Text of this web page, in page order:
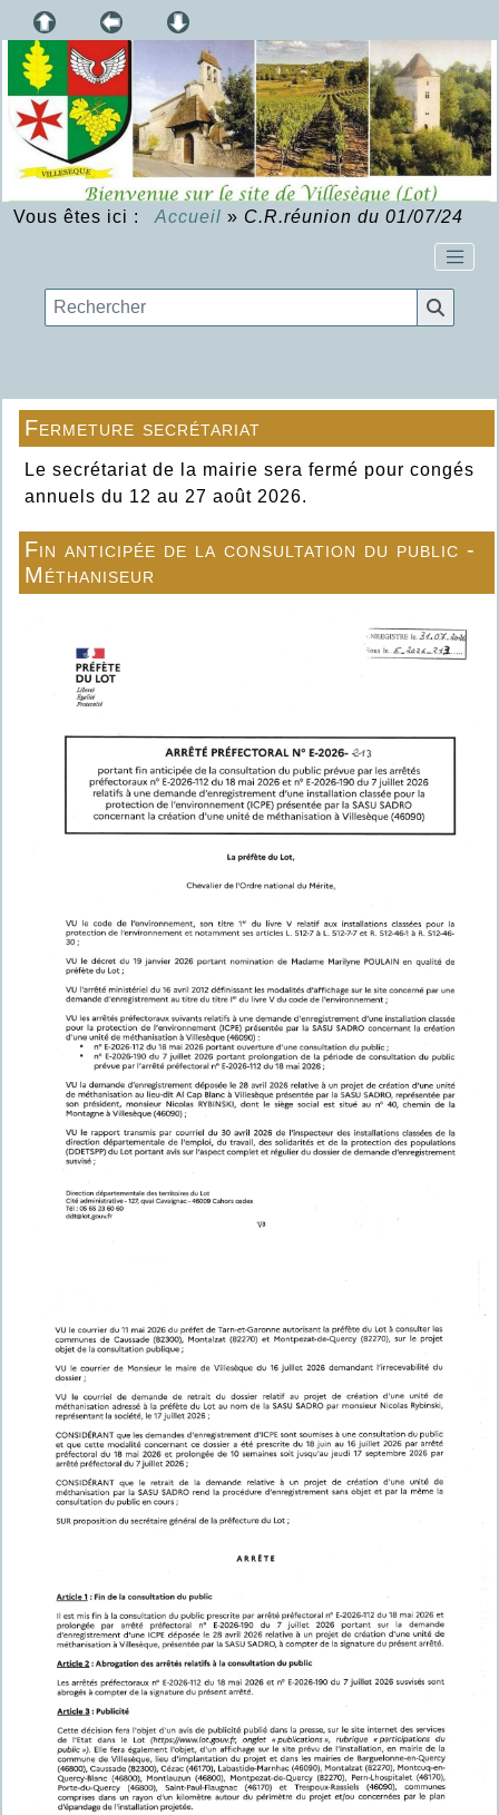
Vous êtes ici : Accueil » C.R.réunion du 01/07/24
Fermeture secrétariat
Le secrétariat de la mairie sera fermé pour congés
annuels du 12 au 27 août 2026.
Fin anticipée de la consultation du public -
Méthaniseur